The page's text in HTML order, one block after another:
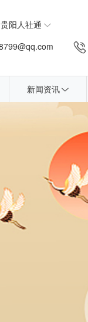
贵阳人社通
新闻资讯